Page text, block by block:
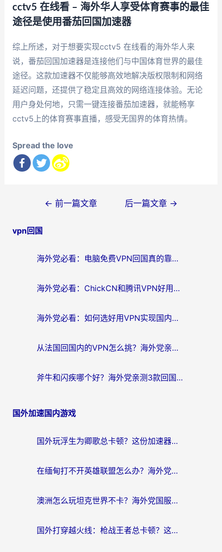
cctv5 在线看 – 海外华人享受体育赛事的最佳
途径是使用番茄回国加速器
综上所述，对于想要实现cctv5 在线看的海外华人来
说，番茄回国加速器是连接他们与中国体育世界的最佳
途径。这款加速器不仅能够高效地解决版权限制和网络
延迟问题，还提供了稳定且高效的网络连接体验。无论
用户身处何地，只需一键连接番茄加速器，就能畅享
cctv5上的体育赛事直播，感受无国界的体育热情。
Spread the love
导
← 前一篇文章 后一篇文章 →
vpn回国
海外党必看：电脑免费VPN回国真的靠谱吗？附实测对比与最优方案指南
海外党必看：ChickCN和腾讯VPN好用吗？3招选对回国加速器，告别地区限制
海外党必看：如何选好用VPN实现国内资源无缝访问？从越南到全球都适用
从法国回国内的VPN怎么挑？海外党亲测：稳定、多端、安全才是关键
斧牛和闪疾哪个好？海外党亲测3款回国加速器，教你选到不踩坑的那一款
国外加速国内游戏
国外玩浮生为卿歌总卡顿？这份加速器选择指南帮你找回丝滑体验
在缅甸打不开英雄联盟怎么办？海外党亲测有效的国服游戏加速指南
澳洲怎么玩坦克世界不卡？海外党国服游戏加速终极指南（附逆战奇妙碰碰车解决方案）
国外打穿越火线：枪战王者总卡顿？这篇加速器推荐下载指南帮你解决延迟难题